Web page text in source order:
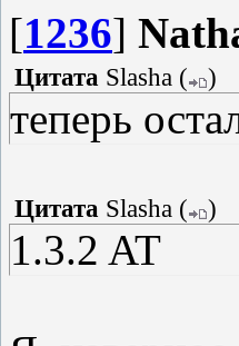
[1236]
Цитата Slasha ( )
теперь
Цитата Slasha ( )
1.3.2 AT